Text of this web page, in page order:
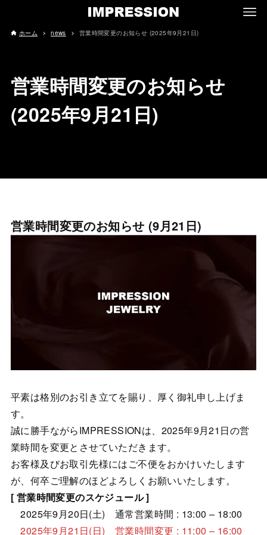
ホーム news 営業時間変更のお知らせ (2025年9月21日)
営業時間変更のお知らせ
(2025年9月21日)
営業時間変更のお知らせ (9月21日)
平素は格別のお引き立てを賜り、厚く御礼申し上げま
す。
誠に勝手ながらIMPRESSIONは、2025年9月21日の営
業時間を変更とさせていただきます。
お客様及びお取引先様にはご不便をおかけいたします
が、何卒ご理解のほどよろしくお願いいたします。
[ 営業時間変更のスケジュール ]
2025年9月20日(土) 通常営業時間 : 13:00 – 18:00
2025年9月21日(日) 営業時間変更 : 11:00 – 16:00